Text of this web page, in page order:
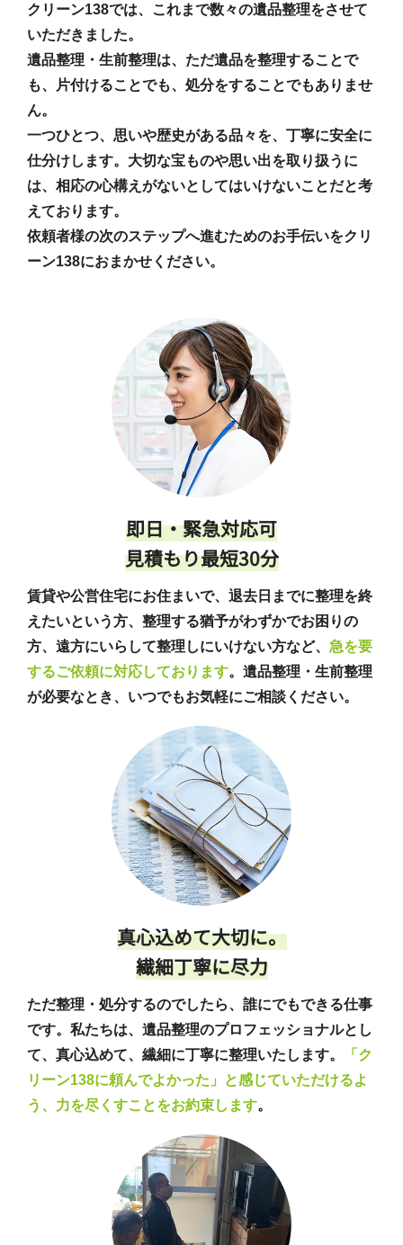
クリーン138では、これまで数々の遺品整理をさせて
いただきました。
遺品整理・生前整理は、ただ遺品を整理することで
も、片付けることでも、処分をすることでもありませ
ん。
一つひとつ、思いや歴史がある品々を、丁寧に安全に
仕分けします。大切な宝ものや思い出を取り扱うに
は、相応の心構えがないとしてはいけないことだと考
えております。
依頼者様の次のステップへ進むためのお手伝いをクリ
ーン138におまかせください。
即日・緊急対応可
見積もり最短30分
賃貸や公営住宅にお住まいで、退去日までに整理を終
えたいという方、整理する猶予がわずかでお困りの
方、遠方にいらして整理しにいけない方など、 急を要
するご依頼に対応しております。遺品整理・生前整理
が必要なとき、いつでもお気軽にご相談ください。
真心込めて大切に。
繊細丁寧に尽力
ただ整理・処分するのでしたら、誰にでもできる仕事
です。私たちは、遺品整理のプロフェッショナルとし
て、真心込めて、繊細に丁寧に整理いたします。
「ク
リーン138に頼んでよかった」と感じていただけるよ
う、力を尽くすことをお約束します。